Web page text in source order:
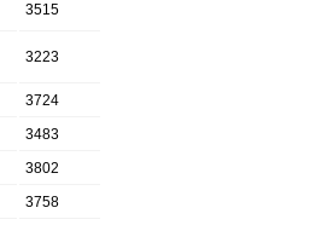
3515
3223
3724
3483
3802
3758